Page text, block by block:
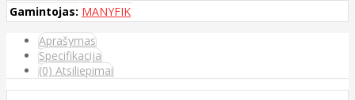
Gamintojas: MANYFIK
Aprašymas
Specifikacija
(0) Atsiliepimai